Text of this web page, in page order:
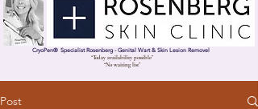
CryoPen® Specialist Rosenberg - Genital Wart & Skin Lesion Removel
“Today availability possible”
“No waiting list”
Post